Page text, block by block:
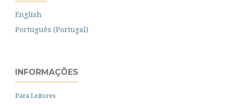
English
Português (Portugal)
INFORMAÇÕES
Para Leitores